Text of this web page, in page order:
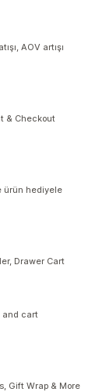
AOV artışı
& Checkout
ürün hediyele
Drawer Cart
and cart
Gift Wrap & More